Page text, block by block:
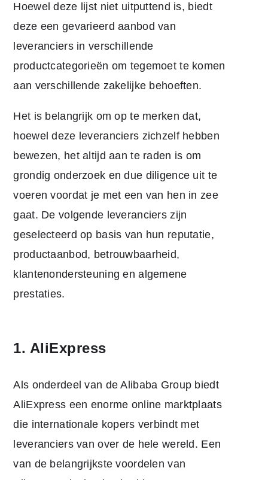
Hoewel deze lijst niet uitputtend is, biedt
deze een gevarieerd aanbod van
leveranciers in verschillende
productcategorieën om tegemoet te komen
aan verschillende zakelijke behoeften.
Het is belangrijk om op te merken dat,
hoewel deze leveranciers zichzelf hebben
bewezen, het altijd aan te raden is om
grondig onderzoek en due diligence uit te
voeren voordat je met een van hen in zee
gaat. De volgende leveranciers zijn
geselecteerd op basis van hun reputatie,
productaanbod, betrouwbaarheid,
klantenondersteuning en algemene
prestaties.
1. AliExpress
Als onderdeel van de Alibaba Group biedt
AliExpress een enorme online marktplaats
die internationale kopers verbindt met
leveranciers van over de hele wereld. Een
van de belangrijkste voordelen van